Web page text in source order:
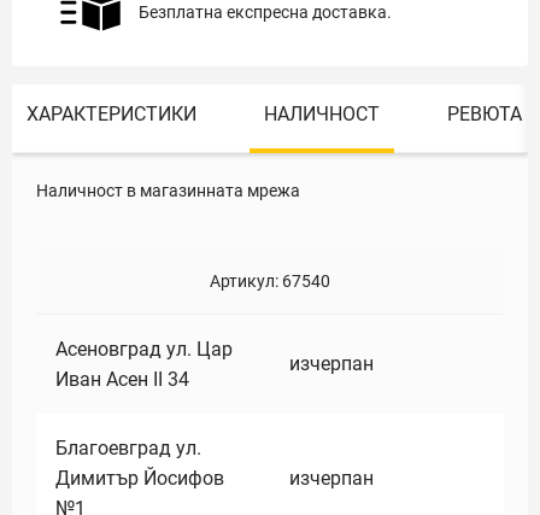
Безплатна експресна доставка.
ХАРАКТЕРИСТИКИ НАЛИЧНОСТ РЕВЮТА
Наличност в магазинната мрежа
Артикул: 67540
Асеновград ул. Цар
Иван Асен II 34
изчерпан
Благоевград ул.
Димитър Йосифов
№1
изчерпан